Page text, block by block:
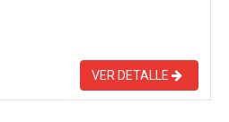
VER DETALLE